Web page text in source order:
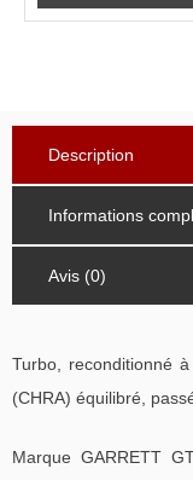
Description
Informations
Avis (0)
Turbo, reconditionné
(CHRA) équilibré,
Marque GARRETT